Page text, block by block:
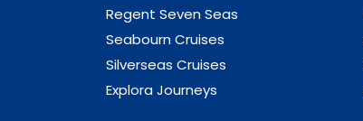
Regent Seven Seas
Seabourn Cruises
Silverseas Cruises
Explora Journeys